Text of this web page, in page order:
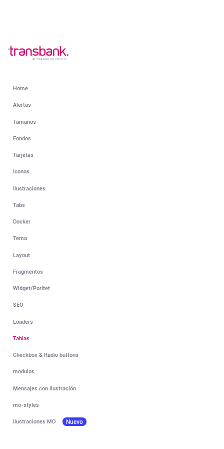
Home
Alertas
Tamaños
Fondos
Tarjetas
Iconos
Ilustraciones
Tabs
Docker
Tema
Layout
Fragmentos
Widget/Porltet
SEO
Loaders
Tablas
Checkbox & Radio buttons
modulos
Mensajes con ilustración
mo-styles
ilustraciones MO Nuevo